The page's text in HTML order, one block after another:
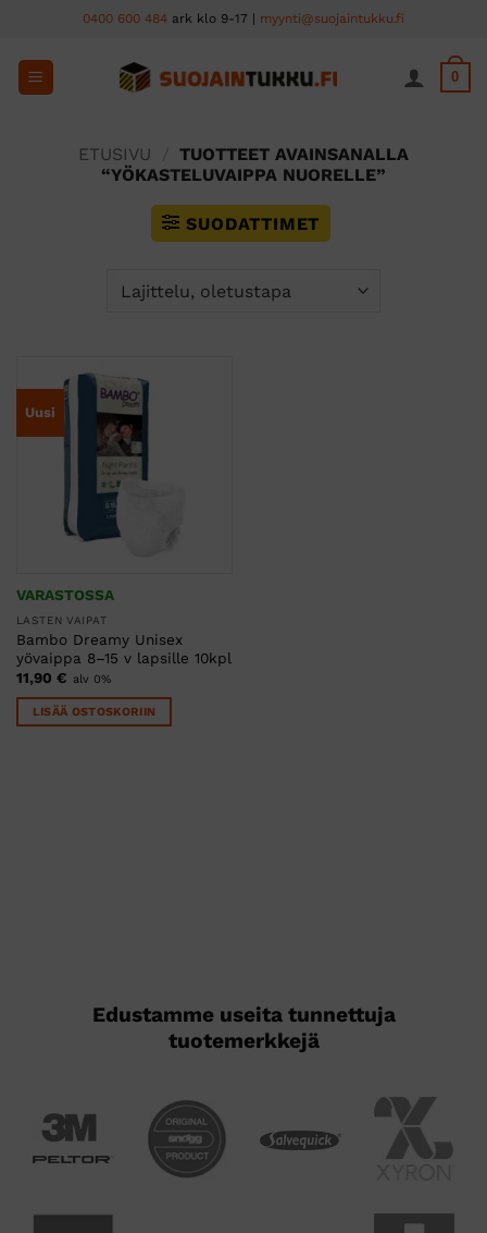
content
0400 600 484 ark klo 9-17 | myynti@suojaintukku.fi
0
ETUSIVU
TUOTTEET AVAINSANALLA
“YÖKASTELUVAIPPA NUORELLE”
SUODATTIMET
Uusi
VARASTOSSA
LASTEN VAIPAT
Bambo Dreamy Unisex
yövaippa 8–15 v lapsille 10kpl
11,90 € alv 0%
LISÄÄ OSTOSKORIIN
Edustamme useita tunnettuja
tuotemerkkejä